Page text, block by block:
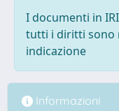
I documenti in
tutti i diritti sono
indicazione
Informazioni